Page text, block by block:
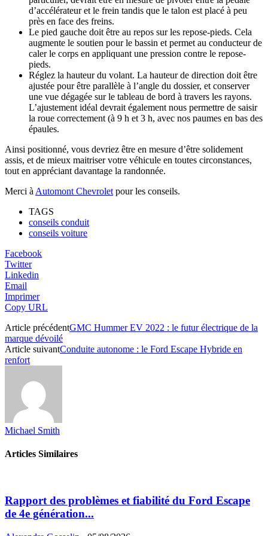
d’accélérateur et le frein tandis que le talon est placé à peu
près en face des freins.
Le pied gauche doit être au repos sur les repose-pieds. Cela
augmente le soutien pour le bassin et permet au conducteur de
caler le corps en appliquant une pression contre le repose-
pieds.
Réglez la hauteur du volant. La hauteur de direction doit être
ajustée pour être parallèle à l’angle du dossier, et conserver
une vue dégagée sur le tableau de bord à travers les rayons.
L’ajustement idéal devrait également nous permettre de saisir
la roue correctement (à 9 h et 3 h, avec nos paumes en bas des
épaules.
Ainsi positionné, vous devriez être en mesure d’être solidement
assis, et de mieux maitriser votre véhicule en toutes circonstances,
tout en appréciant davantage la randonnée.
Merci à Automont Chevrolet pour les conseils.
TAGS
conseils conduit
conseils voiture
Facebook
Twitter
Linkedin
Email
Imprimer
Copy URL
Article précédentGMC Hummer EV 2022 : le futur électrique de la
marque dévoilé
Article suivantConduite autonome : le Ford Escape Hybride en
renfort
Michael Smith
Articles Similaires
Rapport des problèmes et fiabilité du Ford Escape
de 4e génération...